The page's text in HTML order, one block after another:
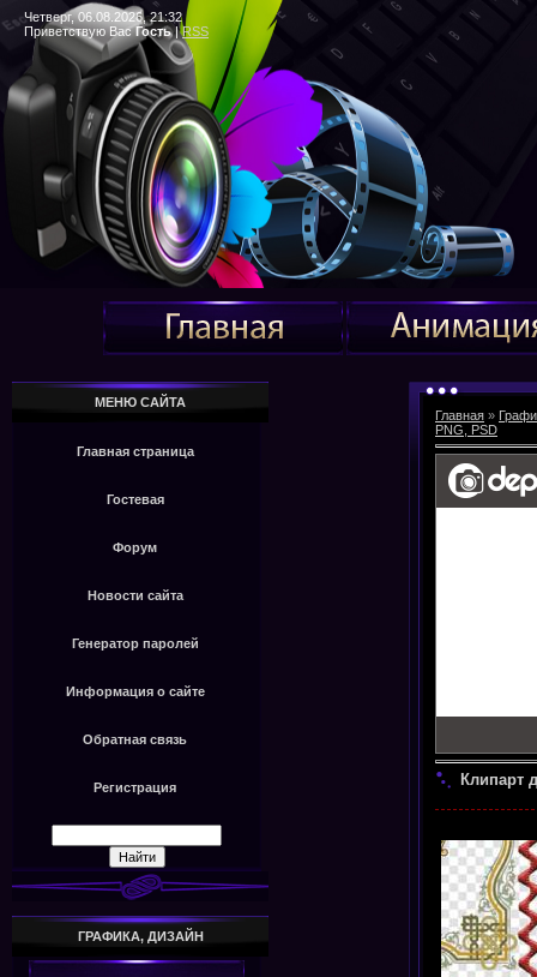
Четверг, 06.08.2026, 21:32
Приветствую Вас Гость|RSS
МЕНЮ САЙТА
Главная страница
Гостевая
Форум
Новости сайта
Генератор паролей
Информация о сайте
Обратная связь
Регистрация
ГРАФИКА, ДИЗАЙН
Главная »
PNG, PSD
Клипарт